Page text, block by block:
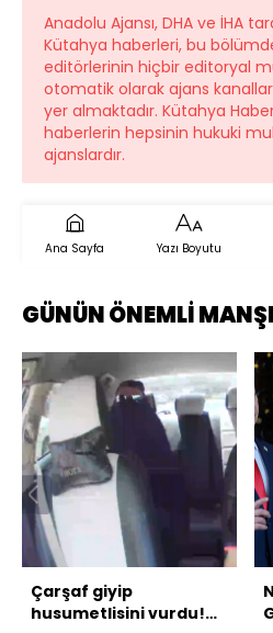
Anadolu Ajansı, DHA ve İHA
Kütahya haberleri, bu
editörlerinin hiçbir editoryal
otomatik olarak ajans
yer almaktadır. Kütahya
haberlerin hepsinin hukuki
ajanslardır.
Ana Sayfa Yazı Boyutu
GÜNÜN ÖNEMLİ
Çarşaf giyip
husumetlisini vurdu!